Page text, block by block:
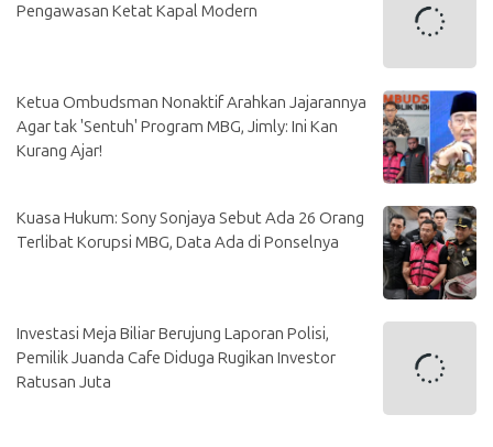
Pengawasan Ketat Kapal Modern
Ketua Ombudsman Nonaktif Arahkan Jajarannya
Agar tak 'Sentuh' Program MBG, Jimly: Ini Kan
Kurang Ajar!
Kuasa Hukum: Sony Sonjaya Sebut Ada 26 Orang
Terlibat Korupsi MBG, Data Ada di Ponselnya
Investasi Meja Biliar Berujung Laporan Polisi,
Pemilik Juanda Cafe Diduga Rugikan Investor
Ratusan Juta